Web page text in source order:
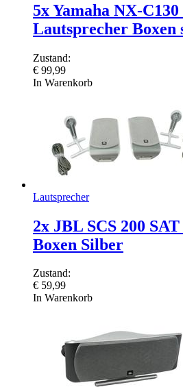
5x Yamaha NX-
Lautsprecher Boxen
Zustand:
€ 99,99
In Warenkorb
Lautsprecher
2x JBL SCS 200
Boxen Silber
Zustand:
€ 59,99
In Warenkorb